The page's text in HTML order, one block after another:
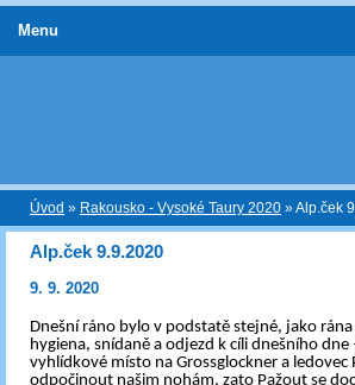
Úvod » Rakousko - Vysoké Taury 2020 »Alp.ček
Alp.ček 9.9.2020
9. 9. 2020
Dnešní ráno bylo v podstatě stejné, jako
hygiena, snídaně a odjezd k cíli dnešního dne
vyhlídkové místo na Grossglockner a ledovec
odpočinout našim nohám, zato Pažout se
Menu